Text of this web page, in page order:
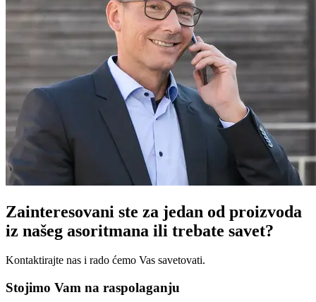
Zainteresovani ste za jedan od proizvoda
iz našeg asoritmana ili trebate savet?
Kontaktirajte nas i rado ćemo Vas savetovati.
Stojimo Vam na raspolaganju